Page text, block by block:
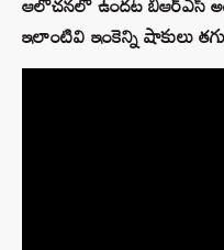
ఇలాంటివి ఇంకెన్ని షాకులు